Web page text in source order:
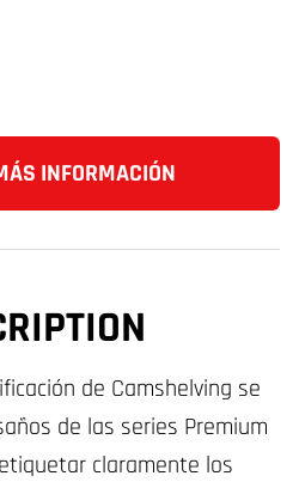
INFORMACIÓN
de Camshelving se
de las series Premium
claramente los